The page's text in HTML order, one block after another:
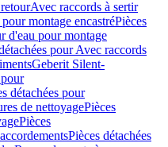
Avec raccords à sertir
montage encastréPièces
d'eau pour montage
pour Avec raccords
Geberit Silent-
détachées pour
de nettoyagePièces
Pièces
Pièces détachées